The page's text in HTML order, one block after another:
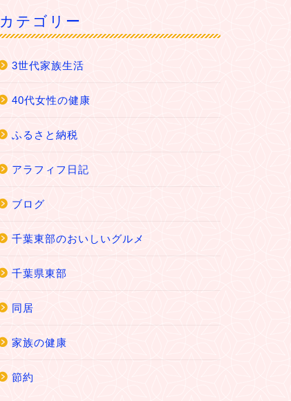
カテゴリー
3世代家族生活
40代女性の健康
ふるさと納税
アラフィフ日記
ブログ
千葉東部のおいしいグルメ
千葉県東部
同居
家族の健康
節約